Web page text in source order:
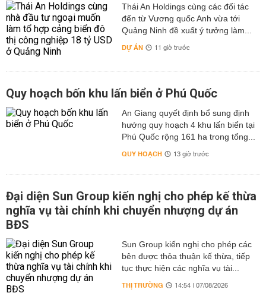
Thái An Holdings cùng các đối tác
đến từ Vương quốc Anh vừa tới
Quảng Ninh đề xuất ý tưởng làm...
DỰ ÁN 11 giờ trước
Quy hoạch bốn khu lấn biển ở Phú Quốc
An Giang quyết định bổ sung định
hướng quy hoạch 4 khu lấn biển tại
Phú Quốc rộng 161 ha trong tổng...
QUY HOẠCH 13 giờ trước
Đại diện Sun Group kiến nghị cho phép kế thừa
nghĩa vụ tài chính khi chuyển nhượng dự án
BĐS
Sun Group kiến nghị cho phép các
bên được thỏa thuận kế thừa, tiếp
tục thực hiện các nghĩa vụ tài...
THỊ TRƯỜNG 14:54 | 07/08/2026